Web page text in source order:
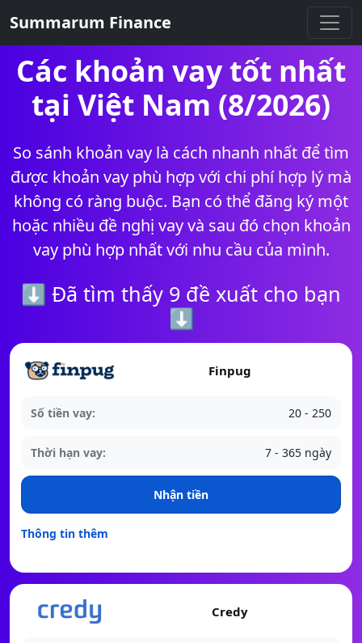
Summarum Finance
Các khoản vay tốt nhất
tại Việt Nam (8/2026)
So sánh khoản vay là cách nhanh nhất để tìm
được khoản vay phù hợp với chi phí hợp lý mà
không có ràng buộc. Bạn có thể đăng ký một
hoặc nhiều đề nghị vay và sau đó chọn khoản
vay phù hợp nhất với nhu cầu của mình.
⬇ Đã tìm thấy 9 đề xuất cho bạn
⬇
Finpug
Số tiền vay: 20 - 250
Thời hạn vay: 7 - 365 ngày
Nhận tiền
Thông tin thêm
Credy